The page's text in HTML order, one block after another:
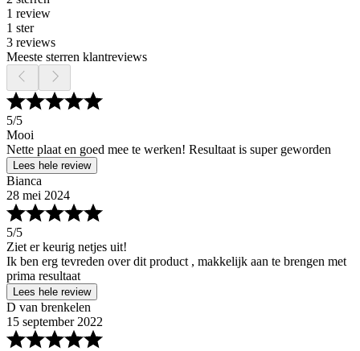
1 review
1 ster
3 reviews
Meeste sterren klantreviews
5/5
Mooi
Nette plaat en goed mee te werken! Resultaat is super geworden
Lees hele review
Bianca
28 mei 2024
5/5
Ziet er keurig netjes uit!
Ik ben erg tevreden over dit product , makkelijk aan te brengen met
prima resultaat
Lees hele review
D van brenkelen
15 september 2022